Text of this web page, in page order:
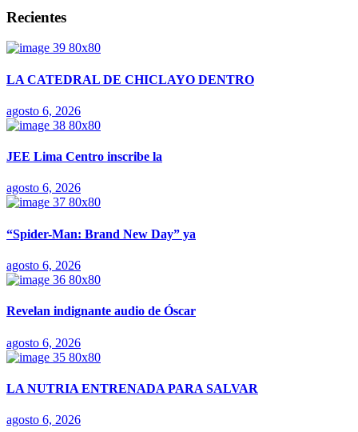
Recientes
LA CATEDRAL DE CHICLAYO DENTRO
agosto 6, 2026
JEE Lima Centro inscribe la
agosto 6, 2026
“Spider-Man: Brand New Day” ya
agosto 6, 2026
Revelan indignante audio de Óscar
agosto 6, 2026
LA NUTRIA ENTRENADA PARA SALVAR
agosto 6, 2026